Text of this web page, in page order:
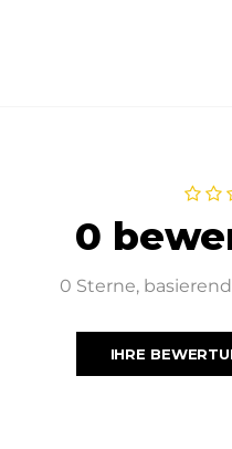
0
0 Sterne,
IHRE